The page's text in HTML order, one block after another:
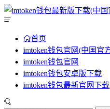
首页
imtoken钱包官网(中国官
imtoken钱包官网
imtoken钱包安卓版下载
imtoken钱包最新官网下载